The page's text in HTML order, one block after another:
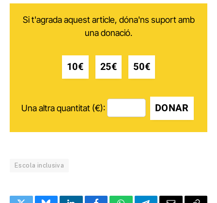
Si t'agrada aquest article, dóna'ns suport amb
una donació.
10€ 25€ 50€
Una altra quantitat (€): DONAR
Escola inclusiva